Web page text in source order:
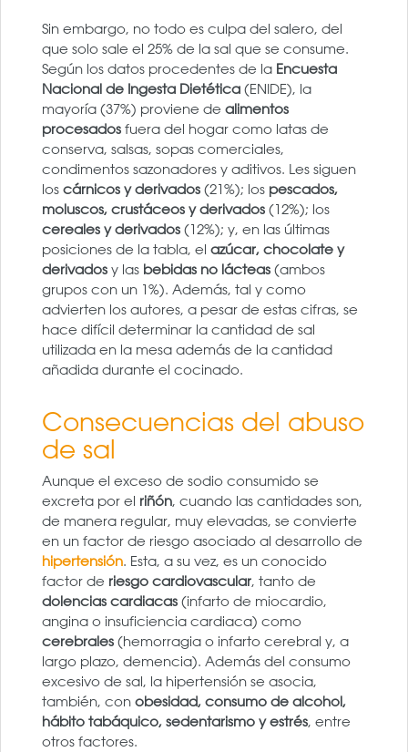
Sin embargo, no todo es culpa del salero, del
que solo sale el 25% de la sal que se consume.
Según los datos procedentes de la Encuesta
Nacional de Ingesta Dietética (ENIDE), la
mayoría (37%) proviene de alimentos
procesados fuera del hogar como latas de
conserva, salsas, sopas comerciales,
condimentos sazonadores y aditivos. Les siguen
los cárnicos y derivados (21%); los pescados,
moluscos, crustáceos y derivados (12%); los
cereales y derivados (12%); y, en las últimas
posiciones de la tabla, el azúcar, chocolate y
derivados y las bebidas no lácteas (ambos
grupos con un 1%). Además, tal y como
advierten los autores, a pesar de estas cifras, se
hace difícil determinar la cantidad de sal
utilizada en la mesa además de la cantidad
añadida durante el cocinado.
Consecuencias del abuso
de sal
Aunque el exceso de sodio consumido se
excreta por el riñón, cuando las cantidades son,
de manera regular, muy elevadas, se convierte
en un factor de riesgo asociado al desarrollo de
hipertensión. Esta, a su vez, es un conocido
factor de riesgo cardiovascular, tanto de
dolencias cardiacas (infarto de miocardio,
angina o insuficiencia cardiaca) como
cerebrales (hemorragia o infarto cerebral y, a
largo plazo, demencia). Además del consumo
excesivo de sal, la hipertensión se asocia,
también, con obesidad, consumo de alcohol,
hábito tabáquico, sedentarismo y estrés, entre
otros factores.